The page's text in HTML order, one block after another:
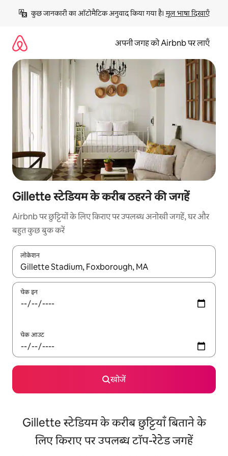
छोड़कर
कॉन्टेंट
कुछ जानकारी का ऑटोमैटिक अनुवाद किया गया है। मूल भाषा दिखाएँ
अपनी जगह को Airbnb पर लाएँ
Gillette स्टेडियम के करीब ठहरने की जगहें
Airbnb पर छुट्टियों के लिए किराए पर उपलब्ध अनोखी जगहें, घर और
बहुत कुछ बुक करें
लोकेशन
नतीजों के उपलब्ध होने पर, अप और डाउन 'ऐरो की' का इस्तेमाल करके नेविगेट
चेक इन
चेक आउट
खोजें
Gillette स्टेडियम के करीब छुट्टियाँ बिताने के
लिए किराए पर उपलब्ध टॉप-रेटेड जगहें